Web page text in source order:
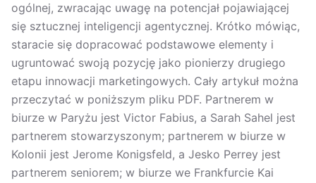
ogólnej, zwracając uwagę na potencjał pojawiającej
się sztucznej inteligencji agentycznej. Krótko mówiąc,
staracie się dopracować podstawowe elementy i
ugruntować swoją pozycję jako pionierzy drugiego
etapu innowacji marketingowych. Cały artykuł można
przeczytać w poniższym pliku PDF. Partnerem w
biurze w Paryżu jest Victor Fabius, a Sarah Sahel jest
partnerem stowarzyszonym; partnerem w biurze w
Kolonii jest Jerome Konigsfeld, a Jesko Perrey jest
partnerem seniorem; w biurze we Frankfurcie Kai